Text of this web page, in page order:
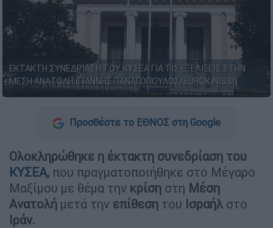
ΕΚΤΑΚΤΗ ΣΥΝΕΔΡΙΑΣΗ ΤΟΥ ΚΥΣΕΑ ΓΙΑ ΤΙΣ ΕΞΕΛΙΞΕΙΣ ΣΤΗΝ
ΜΕΣΗ ΑΝΑΤΟΛΗ (ΓΙΑΝΝΗΣ ΠΑΝΑΓΟΠΟΥΛΟΣ/EUROKINISSI)
Προσθέστε το ΕΘΝΟΣ στη Google
Ολοκληρώθηκε η έκτακτη συνεδρίαση του
ΚΥΣΕΑ, που πραγματοποιήθηκε στο Μέγαρο
Μαξίμου με θέμα την κρίση στη Μέση
Ανατολή μετά την επίθεση του Ισραήλ στο
Ιράν.